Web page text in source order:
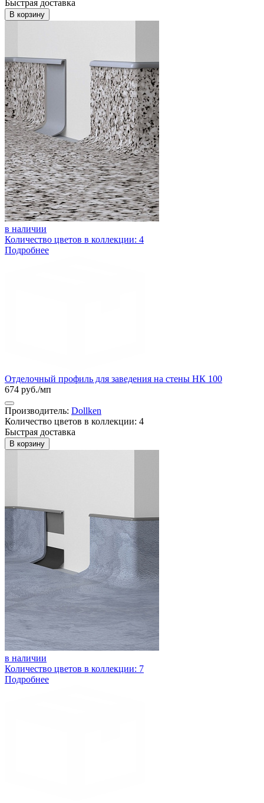
Быстрая доставка
В корзину
в наличии
Количество цветов в коллекции: 4
Подробнее
Отделочный профиль для заведения на стены НК 100
674 руб./мп
Производитель: Dollken
Количество цветов в коллекции: 4
Быстрая доставка
В корзину
в наличии
Количество цветов в коллекции: 7
Подробнее